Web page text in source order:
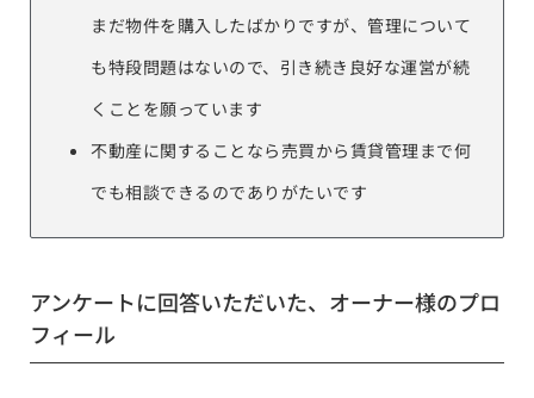
まだ物件を購入したばかりですが、管理について
も特段問題はないので、引き続き良好な運営が続
くことを願っています
不動産に関することなら売買から賃貸管理まで何
でも相談できるのでありがたいです
アンケートに回答いただいた、オーナー様のプロ
フィール